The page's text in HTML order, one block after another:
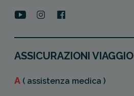
ASSICURAZIONI VIAGGIO
A ( assistenza medica )